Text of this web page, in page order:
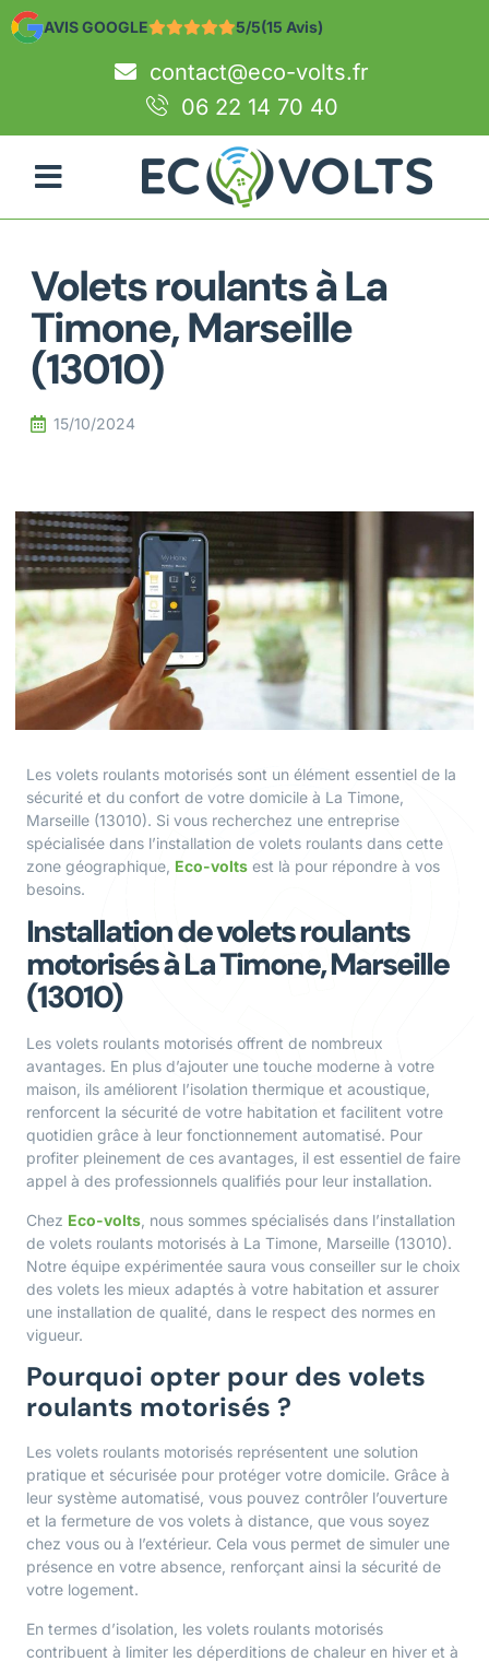
AVIS GOOGLE 5/5(15 Avis)
contact@eco-volts.fr
06 22 14 70 40
Volets roulants à La
Timone, Marseille
(13010)
15/10/2024
Les volets roulants motorisés sont un élément essentiel de la
sécurité et du confort de votre domicile à La Timone,
Marseille (13010). Si vous recherchez une entreprise
spécialisée dans l’installation de volets roulants dans cette
zone géographique, Eco-volts est là pour répondre à vos
besoins.
Installation de volets roulants
motorisés à La Timone, Marseille
(13010)
Les volets roulants motorisés offrent de nombreux
avantages. En plus d’ajouter une touche moderne à votre
maison, ils améliorent l’isolation thermique et acoustique,
renforcent la sécurité de votre habitation et facilitent votre
quotidien grâce à leur fonctionnement automatisé. Pour
profiter pleinement de ces avantages, il est essentiel de faire
appel à des professionnels qualifiés pour leur installation.
Chez Eco-volts , nous sommes spécialisés dans l’installation
de volets roulants motorisés à La Timone, Marseille (13010).
Notre équipe expérimentée saura vous conseiller sur le choix
des volets les mieux adaptés à votre habitation et assurer
une installation de qualité, dans le respect des normes en
vigueur.
Pourquoi opter pour des volets
roulants motorisés ?
Les volets roulants motorisés représentent une solution
pratique et sécurisée pour protéger votre domicile. Grâce à
leur système automatisé, vous pouvez contrôler l’ouverture
et la fermeture de vos volets à distance, que vous soyez
chez vous ou à l’extérieur. Cela vous permet de simuler une
présence en votre absence, renforçant ainsi la sécurité de
votre logement.
En termes d’isolation, les volets roulants motorisés
contribuent à limiter les déperditions de chaleur en hiver et à